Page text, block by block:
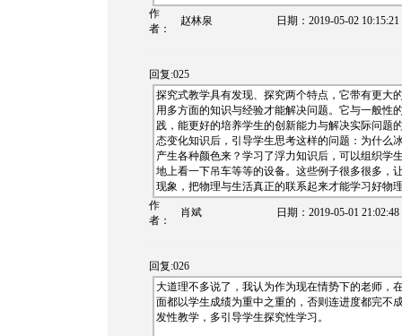
作
者：
赵林泉 日期： 2019-05-02 10:15:21
回复:025
探究式教学具有发现、探究两个特点，它带有更大
用多方面的知识与经验才能解决问题。它与一般性
践，能更好的培养学生的创新能力与解决实际问题
态变化知识后，引导学生思考这样的问题：为什么
产生各种颜色来？学习了浮力知识后，可以组织学
地上看一下吊车等等的设备。这些例子很多很多，
现象，把物理与生活真正的联系起来才能学习好物
作
者：
肖斌 日期： 2019-05-01 21:02:48
回复:026
大道理不多说了，我认为作为现在情势下的老师，
面都以学生成绩为重中之重的，否则连进度都完不
发性教学，多引导学生探究性学习。